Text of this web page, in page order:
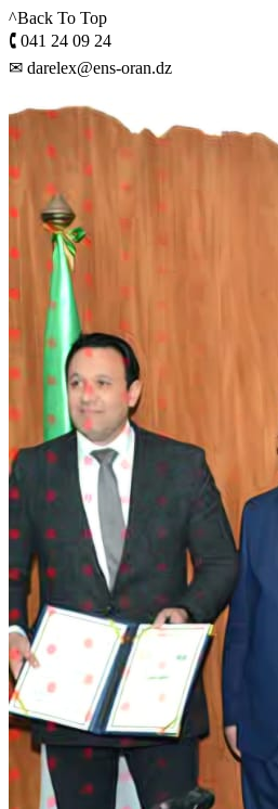
^Back To Top
🕻 041 24 09 24
✉ darelex@ens-oran.dz